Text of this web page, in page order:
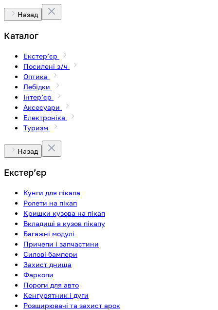
Назад
Каталог
Екстерʼєр
Посилені з/ч
Оптика
Лебідки
Інтерʼєр
Аксесуари
Електроніка
Туризм
Назад
Екстерʼєр
Кунги для пікапа
Ролети на пікап
Кришки кузова на пікап
Вкладиші в кузов пікапу
Багажні модулі
Причепи і запчастини
Силові бампери
Захист днища
Фаркопи
Пороги для авто
Кенгурятник і дуги
Розширювачі та захист арок